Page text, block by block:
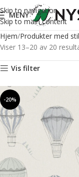
Skip to navigation
Skip to main content
MENY
Hjem Produkter med
Viser 13–20 av 20
Vis filter
-20%